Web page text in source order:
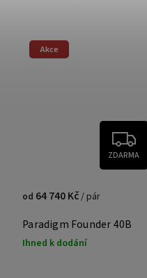
Akce
ZDARMA
Paradigm Founder 40B
Ihned k dodání
od 64 740 Kč/ pár